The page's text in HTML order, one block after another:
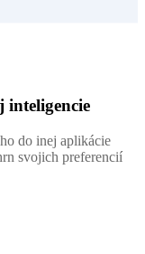
inteligencie
do inej aplikácie
svojich preferencií